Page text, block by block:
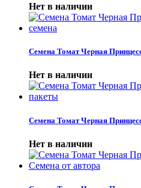
Нет в наличии
Семена Томат Черная
Нет в наличии
Семена Томат Черная
Нет в наличии